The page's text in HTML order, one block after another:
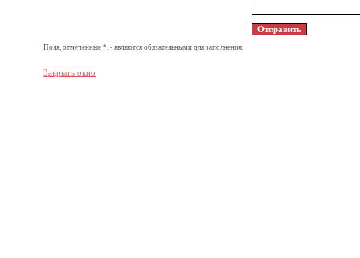
Поля, отмеченные *, - являются обязательными для заполнения.
Закрыть окно